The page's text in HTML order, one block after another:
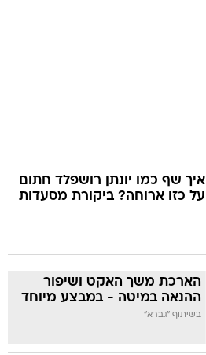
איך שף כמו יונתן רושפלד חתום
על כזו ארוחה? ביקורת מסעדות
הארכת משך האקט ושיפור
ההנאה במיטה - במבצע מיוחד
בשיתוף "גברא"